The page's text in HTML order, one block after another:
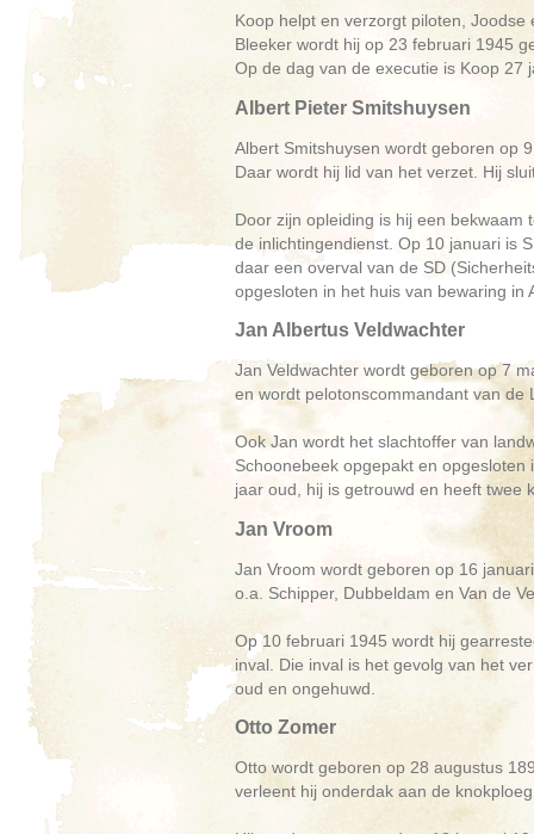
Koop helpt en verzorgt piloten,
Bleeker wordt hij op 23 februari 1945
Op de dag van de executie is Koop 27
Albert Pieter Smitshuysen
Albert Smitshuysen wordt geboren op
Daar wordt hij lid van het verzet. Hij
Door zijn opleiding is hij een
de inlichtingendienst. Op 10 januari is
daar een overval van de SD
opgesloten in het huis van bewaring in
Jan Albertus Veldwachter
Jan Veldwachter wordt geboren op 7
en wordt pelotonscommandant van
Ook Jan wordt het slachtoffer van
Schoonebeek opgepakt en
jaar oud, hij is getrouwd en heeft twee
Jan Vroom
Jan Vroom wordt geboren op 16
o.a. Schipper, Dubbeldam en Van de
Op 10 februari 1945 wordt hij
inval. Die inval is het gevolg van het
oud en ongehuwd.
Otto Zomer
Otto wordt geboren op 28 augustus
verleent hij onderdak aan de